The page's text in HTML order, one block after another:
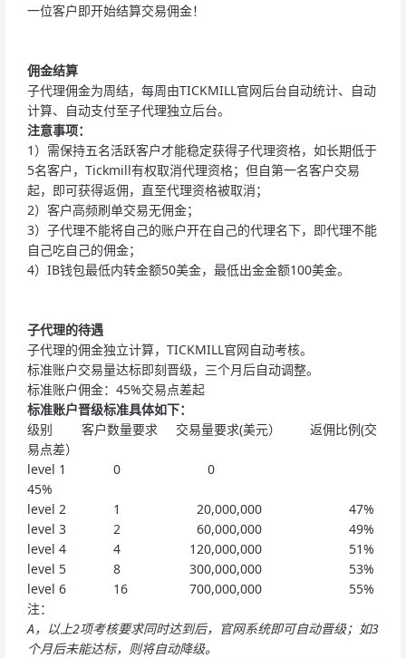
一位客户即开始结算交易佣金！
佣金结算
子代理佣金为周结，每周由TICKMILL官网后台自动统计、自动
计算、自动支付至子代理独立后台。
注意事项：
1）需保持五名活跃客户才能稳定获得子代理资格，如长期低于
5名客户，Tickmill有权取消代理资格；但自第一名客户交易
起，即可获得返佣，直至代理资格被取消；
2）客户高频刷单交易无佣金；
3）子代理不能将自己的账户开在自己的代理名下，即代理不能
自己吃自己的佣金；
4）IB钱包最低内转金额50美金，最低出金金额100美金。
子代理的待遇
子代理的佣金独立计算，TICKMILL官网自动考核。
标准账户交易量达标即刻晋级，三个月后自动调整。
标准账户佣金：45%交易点差起
标准账户晋级标准具体如下：
级别 客户数量要求 交易量要求(美元） 返佣比例(交
易点差）
level 1 0 0
45%
level 2 1 20,000,000 47%
level 3 2 60,000,000 49%
level 4 4 120,000,000 51%
level 5 8 300,000,000 53%
level 6 16 700,000,000 55%
注：
A，以上2项考核要求同时达到后，官网系统即可自动晋级；如3
个月后未能达标，则将自动降级。